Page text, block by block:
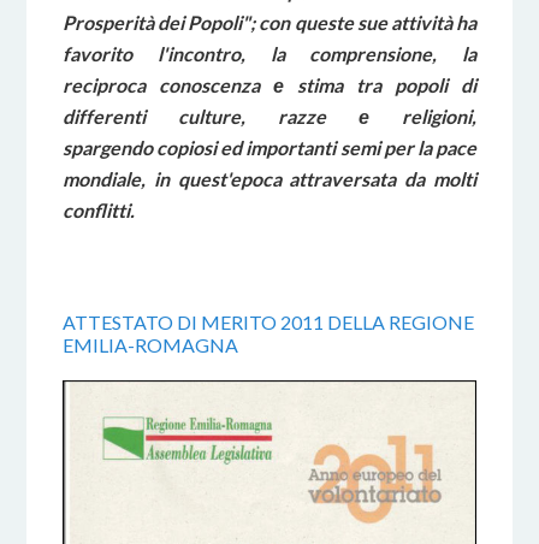
Prosperità dei Popoli"; con queste sue attività ha
favorito l'incontro, la comprensione, la
reciproca conoscenza е stima tra popoli di
differenti culture, razze е religioni,
spargendo copiosi ed importanti semi per la pace
mondiale, in quest'epoca attraversata da molti
conflitti.
ATTESTATO DI MERITO 2011 DELLA REGIONE
EMILIA-ROMAGNA